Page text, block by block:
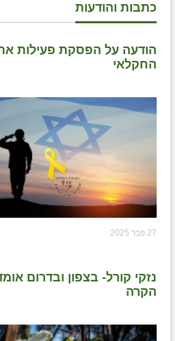
כתבות והודעות
הודעה על הפסקת פעילות
החקלאי
27 פבר 2025
נזקי קורל- בצפון ובדרום
הקרה